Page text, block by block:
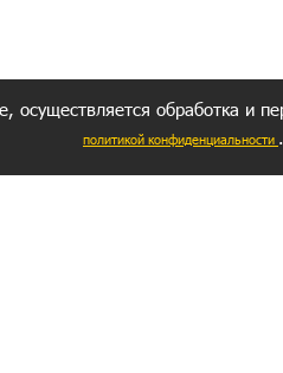
осуществляется обработка и
политикой конфиденциальности